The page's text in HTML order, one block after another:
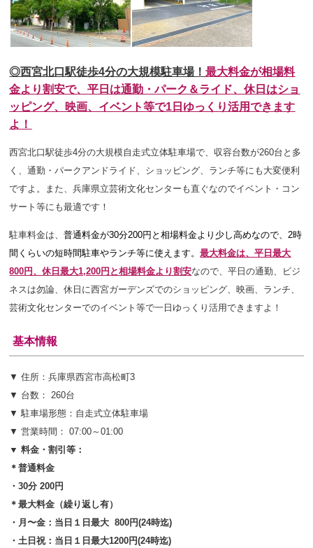
◎西宮北口駅徒歩4分の大規模駐車場！最大料金が相場料
金より割安で、平日は通勤・パーク＆ライド、休日はショ
ッピング、映画、イベント等で1日ゆっくり活用できます
よ！
西宮北口駅徒歩4分の大規模自走式立体駐車場で、収容台数が260台と多
く、通勤・パークアンドライド、ショッピング、ランチ等にも大変便利
ですよ。また、兵庫県立芸術文化センターも直ぐなのでイベント・コン
サート等にも最適です！
駐車料金は、普通料金が30分200円と相場料金より少し高めなので、2時
間くらいの短時間駐車やランチ等に使えます。最大料金は、平日最大
800円、休日最大1,200円と相場料金より割安なので、平日の通勤、ビジ
ネスは勿論、休日に西宮ガーデンズでのショッピング、映画、ランチ、
芸術文化センターでのイベント等で一日ゆっくり活用できますよ！
基本情報
▼ 住所：兵庫県西宮市高松町3
▼ 台数： 260台
▼ 駐車場形態：自走式立体駐車場
▼ 営業時間： 07:00～01:00
▼ 料金・割引等：
＊普通料金
・30分 200円
＊最大料金（繰り返し有）
・月〜金：当日１日最大 800円(24時迄)
・土日祝：当日１日最大1200円(24時迄)